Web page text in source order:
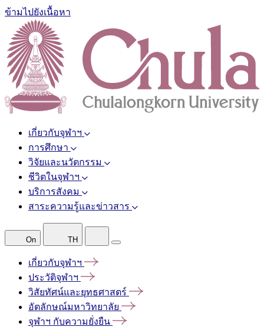
ข้ามไปยังเนื้อหา
เกี่ยวกับจุฬาฯ
การศึกษา
วิจัยและนวัตกรรม
ชีวิตในจุฬาฯ
บริการสังคม
สาระความรู้และข่าวสาร
On TH
เกี่ยวกับจุฬาฯ
ประวัติจุฬาฯ
วิสัยทัศน์และยุทธศาสตร์
อัตลักษณ์มหาวิทยาลัย
จุฬาฯ กับความยั่งยืน